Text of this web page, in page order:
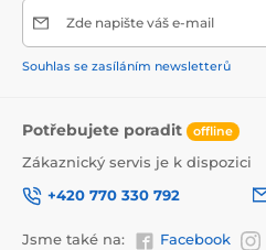
Zde napište váš e-mail
Souhlas se zasíláním newsletterů
Potřebujete poradit offline
Zákaznický servis je k dispozici
+420 770 330 792
Jsme také na: Facebook